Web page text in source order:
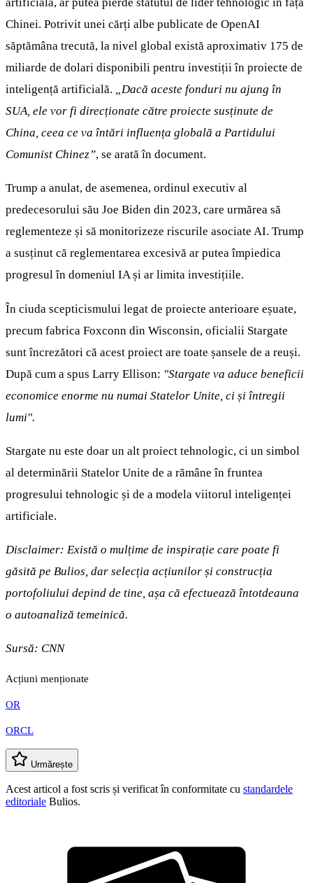
artificială, ar putea pierde statutul de lider tehnologic în fața
Chinei. Potrivit unei cărți albe publicate de OpenAI
săptămâna trecută, la nivel global există aproximativ 175 de
miliarde de dolari disponibili pentru investiții în proiecte de
inteligență artificială. „Dacă aceste fonduri nu ajung în
SUA, ele vor fi direcționate către proiecte susținute de
China, ceea ce va întări influența globală a Partidului
Comunist Chinez”, se arată în document.
Trump a anulat, de asemenea, ordinul executiv al
predecesorului său Joe Biden din 2023, care urmărea să
reglementeze și să monitorizeze riscurile asociate AI. Trump
a susținut că reglementarea excesivă ar putea împiedica
progresul în domeniul IA și ar limita investițiile.
În ciuda scepticismului legat de proiecte anterioare eșuate,
precum fabrica Foxconn din Wisconsin, oficialii Stargate
sunt încrezători că acest proiect are toate șansele de a reuși.
După cum a spus Larry Ellison: "Stargate va aduce beneficii
economice enorme nu numai Statelor Unite, ci și întregii
lumi".
Stargate nu este doar un alt proiect tehnologic, ci un simbol
al determinării Statelor Unite de a rămâne în fruntea
progresului tehnologic și de a modela viitorul inteligenței
artificiale.
Disclaimer: Există o mulțime de inspirație care poate fi
găsită pe Bulios, dar selecția acțiunilor și construcția
portofoliului depind de tine, așa că efectuează întotdeauna
o autoanaliză temeinică.
Sursă: CNN
Acțiuni menționate
OR
ORCL
Urmărește
Acest articol a fost scris și verificat în conformitate cu standardele
editoriale Bulios.